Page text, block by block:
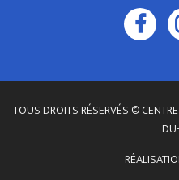
TOUS DROITS RÉSERVÉS ©